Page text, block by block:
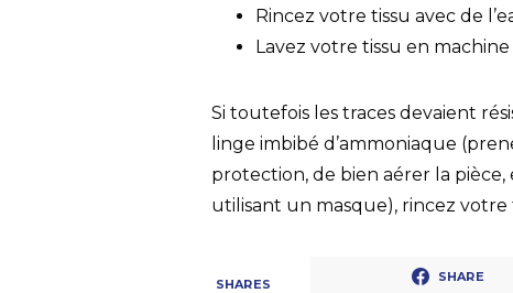
Rincez votre tissu avec de
Lavez votre tissu en
Si toutefois les traces devaient
linge imbibé d’ammoniaque
protection, de bien aérer la pièce,
utilisant un masque), rincez votre
SHARES SHARE